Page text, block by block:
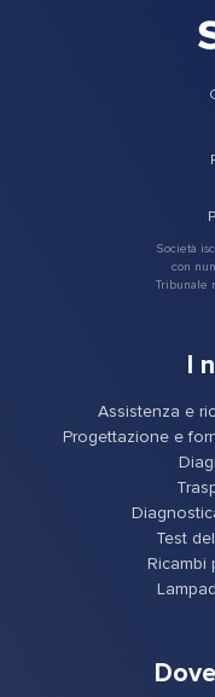
Società
con
Tribunale
I
Assistenza e
Progettazione e
Test
Ricambi